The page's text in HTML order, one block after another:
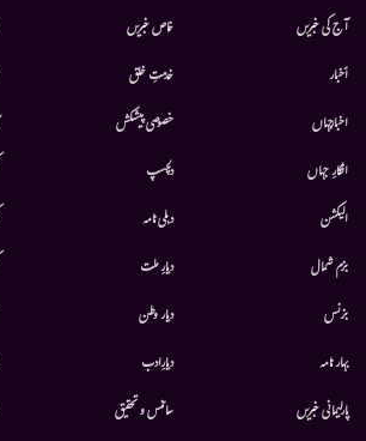
آج کی خبریں
أخبار
اخبارجہاں
افکارِ جہاں
الیکشن
بزم شمال
بزنس
بہار نامہ
پارلیمانی خبریں
خاص خبریں
خدمتِ خلق
خصوصی پیشکش
دلچسپ
دہلی نامہ
دیارِ ملت
دیار وطن
دیارِادب
سائنس و تحقیق